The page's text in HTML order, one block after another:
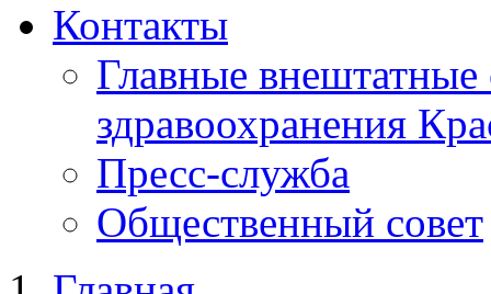
Контакты
Главные внештатные
здравоохранения
Пресс-служба
Общественный совет